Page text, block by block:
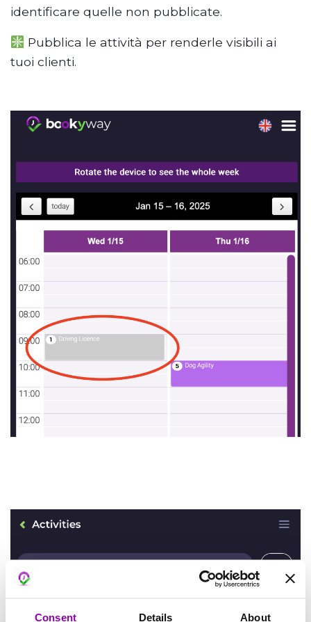
Consent Details About
identificare quelle non pubblicate.
Pubblica le attività per renderle visibili ai
tuoi clienti.